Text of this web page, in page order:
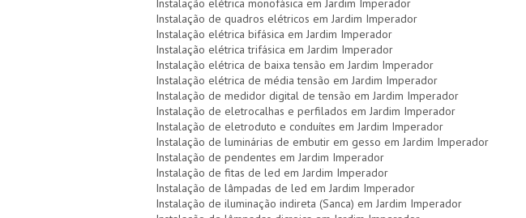
Instalação elétrica monofásica em Jardim Imperador
Instalação de quadros elétricos em Jardim Imperador
Instalação elétrica bifásica em Jardim Imperador
Instalação elétrica trifásica em Jardim Imperador
Instalação elétrica de baixa tensão em Jardim Imperador
Instalação elétrica de média tensão em Jardim Imperador
Instalação de medidor digital de tensão em Jardim Imperador
Instalação de eletrocalhas e perfilados em Jardim Imperador
Instalação de eletroduto e conduítes em Jardim Imperador
Instalação de luminárias de embutir em gesso em Jardim Imperador
Instalação de pendentes em Jardim Imperador
Instalação de fitas de led em Jardim Imperador
Instalação de lâmpadas de led em Jardim Imperador
Instalação de iluminação indireta (Sanca) em Jardim Imperador